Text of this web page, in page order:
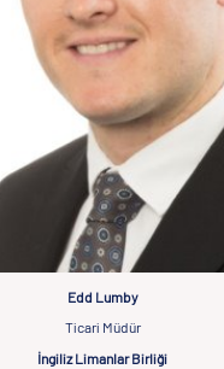
Edd Lumby
Ticari Müdür
İngiliz Limanlar Birliği